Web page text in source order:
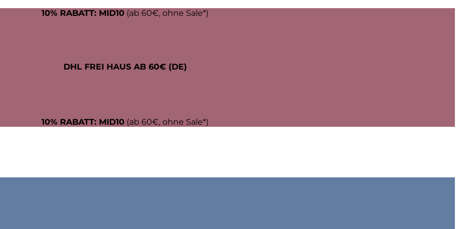
10% RABATT: MID10 (ab 60€, ohne Sale*)
DHL FREI HAUS AB 60€ (DE)
10% RABATT: MID10 (ab 60€, ohne Sale*)